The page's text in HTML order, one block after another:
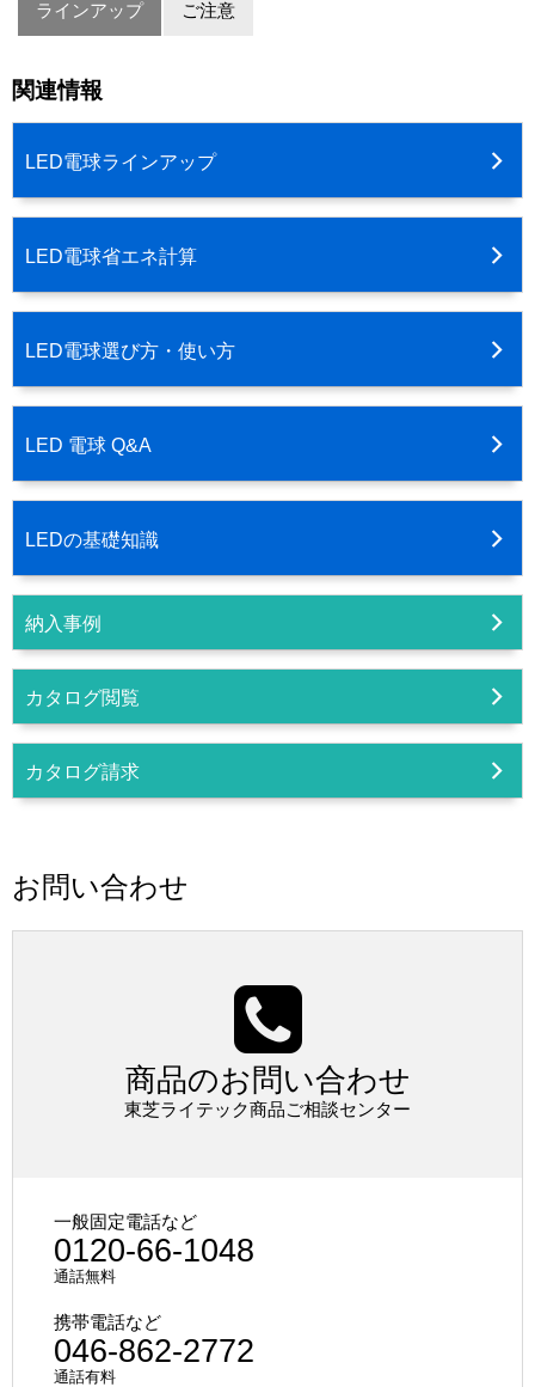
ラインアップ ご注意
関連情報
LED電球ラインアップ
LED電球省エネ計算
LED電球選び方・使い方
LED 電球 Q&A
LEDの基礎知識
納入事例
カタログ閲覧
カタログ請求
お問い合わせ
商品のお問い合わせ
東芝ライテック商品ご相談センター
一般固定電話など
0120-66-1048
通話無料
携帯電話など
046-862-2772
通話有料